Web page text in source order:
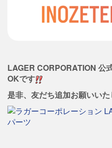
LAGER CORPORATION 公
OKです
是非、友だち追加お願いい